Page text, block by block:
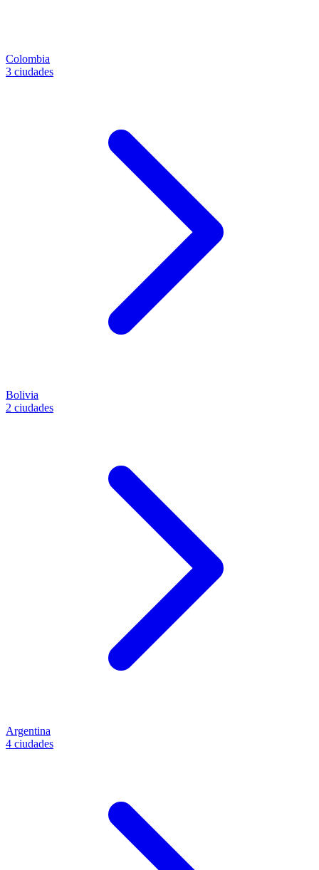
Colombia
3 ciudades
Bolivia
2 ciudades
Argentina
4 ciudades